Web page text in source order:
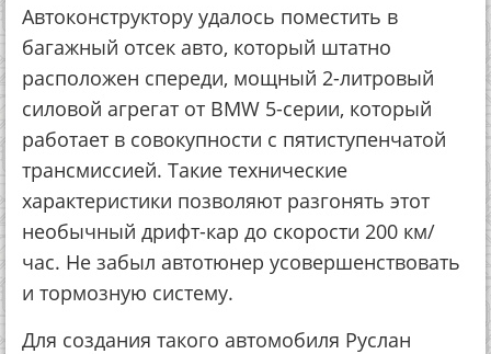
Автоконструктору удалось поместить в
багажный отсек авто, который штатно
расположен спереди, мощный 2-литровый
силовой агрегат от BMW 5-серии, который
работает в совокупности с пятиступенчатой
трансмиссией. Такие технические
характеристики позволяют разгонять этот
необычный дрифт-кар до скорости 200 км/
час. Не забыл автотюнер усовершенствовать
и тормозную систему.
Для создания такого автомобиля Руслан